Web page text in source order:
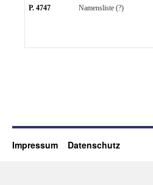
P. 4747 Namensliste (?)
Impressum Datenschutz